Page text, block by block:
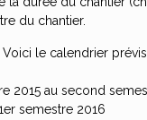
du chantier.
le calendrier
2015 au second
semestre 2016